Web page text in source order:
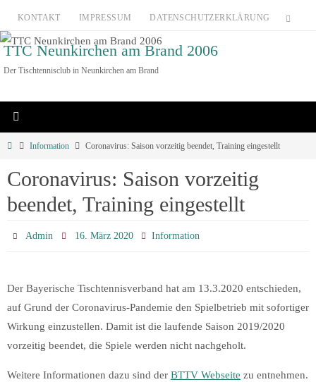
Zum
Inhalt
springen
KONTAKT IMPRESSUM DATENSCHUTZERKLÄRUNG
TTC Neunkirchen am Brand 2006
Der Tischtennisclub in Neunkirchen am Brand
HomeInformation Coronavirus: Saison vorzeitig beendet, Training eingestellt
Coronavirus: Saison vorzeitig
beendet, Training eingestellt
Admin 16. März 2020 Information
Der Bayerische Tischtennisverband hat am 13.3.2020 entschieden,
auf Grund der Coronavirus-Pandemie den Spielbetrieb mit sofortiger
Wirkung einzustellen. Damit ist die laufende Saison 2019/2020
vorzeitig beendet, die Spiele werden nicht nachgeholt.
Weitere Informationen dazu sind der BTTV Webseite zu entnehmen.